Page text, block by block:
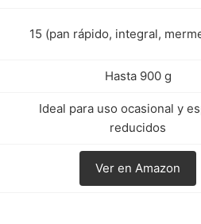
15 (pan rápido, integral,
Hasta 900 g
Ideal para uso ocasional y
reducidos
Ver en Amazon